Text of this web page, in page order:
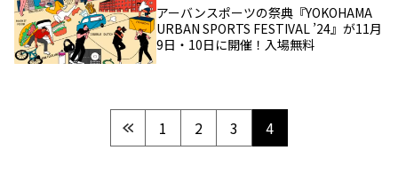
アーバンスポーツの祭典『YOKOHAMA
URBAN SPORTS FESTIVAL ’24』が11月
9日・10日に開催！入場無料
1 2 3 4